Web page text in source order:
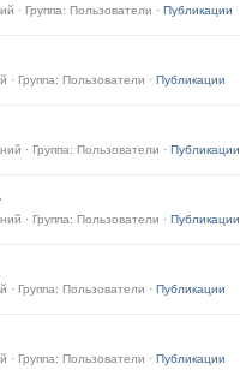
· Группа: Пользователи · Публикации
· Группа: Пользователи · Публикации
· Группа: Пользователи · Публикации
· Группа: Пользователи · Публикации
· Группа: Пользователи · Публикации
· Группа: Пользователи · Публикации